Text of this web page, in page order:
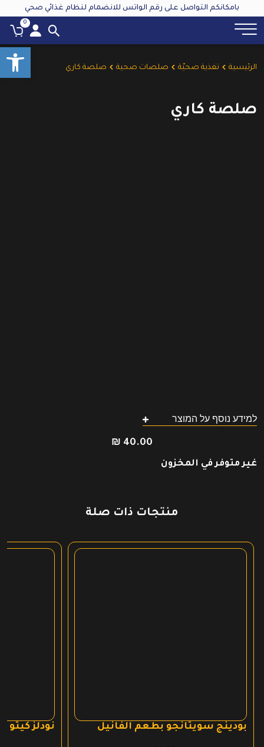
بامكانكم التواصل على رقم الواتس للانضمام لنظام غذائي صحي
0
الرئيسية تغذية صحيّة صلصات صحية صلصة كاري
صلصة كاري
למידע נוסף על המוצר
₪ 40.00
غير متوفر في المخزون
منتجات ذات صلة
بودينج سويتانجو بطعم الفانيل نودلز